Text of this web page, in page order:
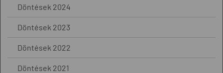
Döntések 2024
Döntések 2023
Döntések 2022
Döntések 2021